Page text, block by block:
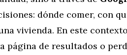
dónde comer, con
vivienda. En este
página de resultados o